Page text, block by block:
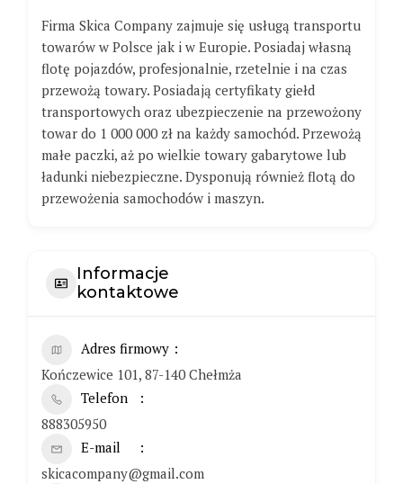
Firma Skica Company zajmuje się usługą transportu
towarów w Polsce jak i w Europie. Posiadaj własną
flotę pojazdów, profesjonalnie, rzetelnie i na czas
przewożą towary. Posiadają certyfikaty giełd
transportowych oraz ubezpieczenie na przewożony
towar do 1 000 000 zł na każdy samochód. Przewożą
małe paczki, aż po wielkie towary gabarytowe lub
ładunki niebezpieczne. Dysponują również flotą do
przewożenia samochodów i maszyn.
Informacje
kontaktowe
Adres firmowy
Kończewice 101, 87-140 Chełmża
Telefon
888305950
E-mail
skicacompany@gmail.com